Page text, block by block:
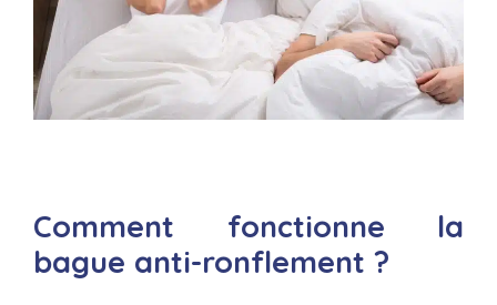
Comment fonctionne la
bague anti-ronflement ?